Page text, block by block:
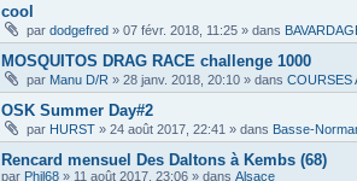
cool
par dodgefred » 07 févr. 2018, 11:25 » dans
MOSQUITOS DRAG RACE challenge 1000
par Manu D/R » 28 janv. 2018, 20:10 » dans COURSES
OSK Summer Day#2
par HURST » 24 août 2017, 22:41 » dans Basse-
Rencard mensuel Des Daltons à Kembs (68)
par Phil68 » 11 août 2017, 23:06 » dans Alsace